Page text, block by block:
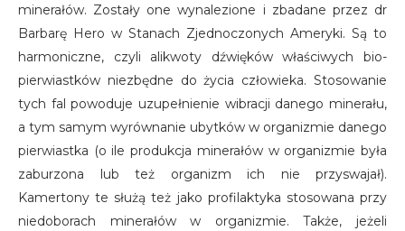
minerałów. Zostały one wynalezione i zbadane przez dr
Barbarę Hero w Stanach Zjednoczonych Ameryki. Są to
harmoniczne, czyli alikwoty dźwięków właściwych bio-
pierwiastków niezbędne do życia człowieka. Stosowanie
tych fal powoduje uzupełnienie wibracji danego minerału,
a tym samym wyrównanie ubytków w organizmie danego
pierwiastka (o ile produkcja minerałów w organizmie była
zaburzona lub też organizm ich nie przyswajał).
Kamertony te służą też jako profilaktyka stosowana przy
niedoborach minerałów w organizmie. Także, jeżeli